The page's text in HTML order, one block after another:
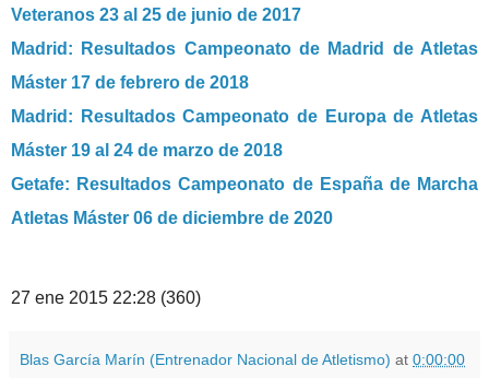
Veteranos 23 al 25 de junio de 2017
Madrid: Resultados Campeonato de Madrid de Atletas
Máster 17 de febrero de 2018
Madrid: Resultados Campeonato de Europa de Atletas
Máster 19 al 24 de marzo de 2018
Getafe: Resultados Campeonato de España de Marcha
Atletas Máster 06 de diciembre de 2020
27 ene 2015 22:28 (360)
Blas García Marín (Entrenador Nacional de Atletismo) at 0:00:00